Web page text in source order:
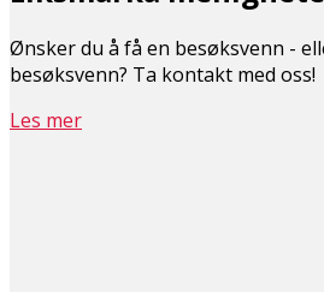
Ønsker du å få en besøksvenn -
besøksvenn? Ta kontakt med oss!
Les mer